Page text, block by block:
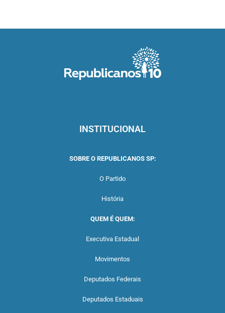
INSTITUCIONAL
SOBRE O REPUBLICANOS SP:
O Partido
História
QUEM É QUEM:
Executiva Estadual
Movimentos
Deputados Federais
Deputados Estaduais